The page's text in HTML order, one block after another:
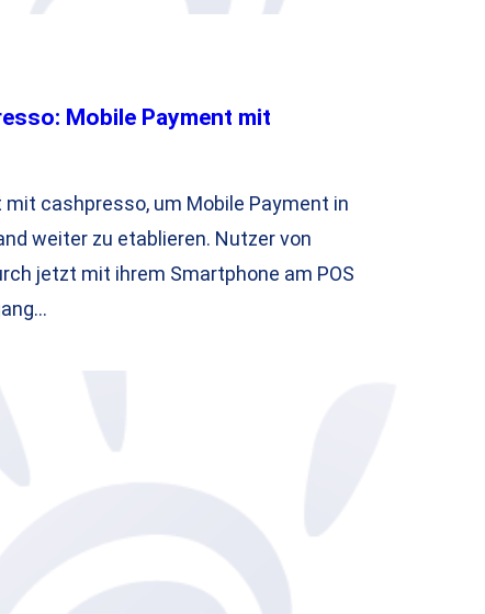
Mobile Payment mit
cashpresso, um Mobile Payment in
weiter zu etablieren. Nutzer von
jetzt mit ihrem Smartphone am POS